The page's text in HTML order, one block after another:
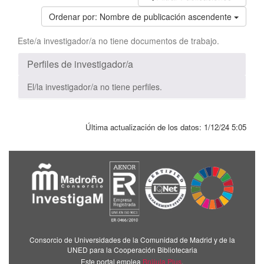
Ordenar por: Nombre de publicación ascendente
Este/a investigador/a no tiene documentos de trabajo.
Perfiles de investigador/a
El/la investigador/a no tiene perfiles.
Última actualización de los datos: 1/12/24 5:05
Consorcio de Universidades de la Comunidad de Madrid y de la
UNED para la Cooperación Bibliotecaria
Este portal emplea Brújula Plus.